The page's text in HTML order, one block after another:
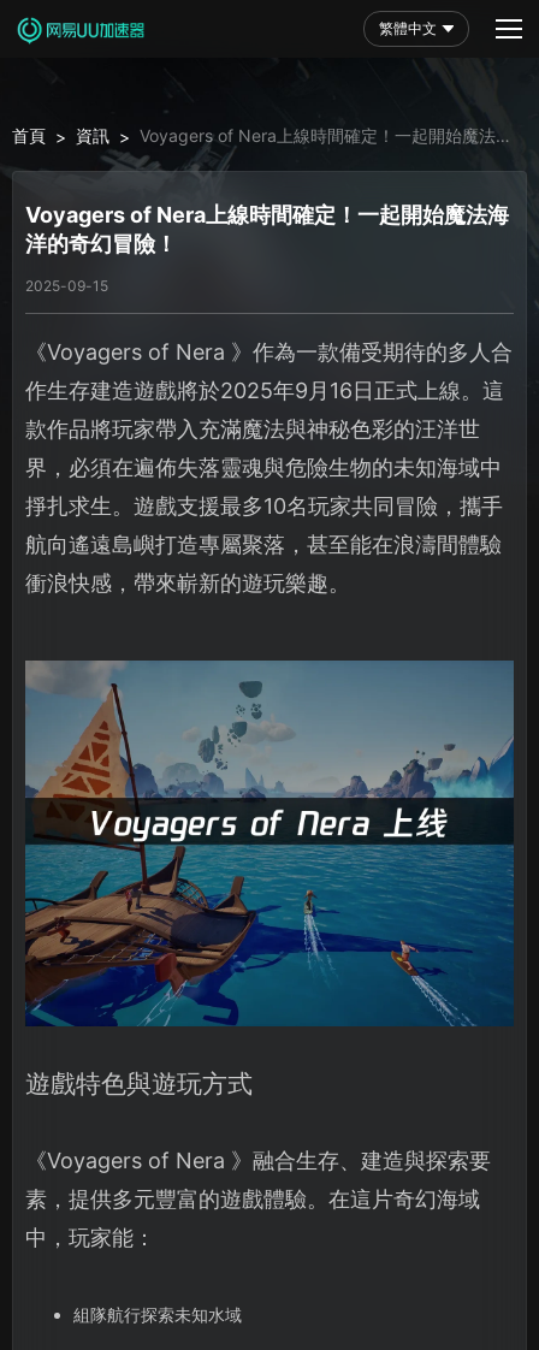
繁體中文
首頁 > 資訊 > Voyagers of Nera上線時間確定！一起開始魔法海
洋的奇幻冒險！
Voyagers of Nera上線時間確定！一起開始魔法海
洋的奇幻冒險！
2025-09-15
《Voyagers of Nera 》作為一款備受期待的多人合
作生存建造遊戲將於2025年9月16日正式上線。這
款作品將玩家帶入充滿魔法與神秘色彩的汪洋世
界，必須在遍佈失落靈魂與危險生物的未知海域中
掙扎求生。遊戲支援最多10名玩家共同冒險，攜手
航向遙遠島嶼打造專屬聚落，甚至能在浪濤間體驗
衝浪快感，帶來嶄新的遊玩樂趣。
遊戲特色與遊玩方式
《Voyagers of Nera 》融合生存、建造與探索要
素，提供多元豐富的遊戲體驗。在這片奇幻海域
中，玩家能：
組隊航行探索未知水域